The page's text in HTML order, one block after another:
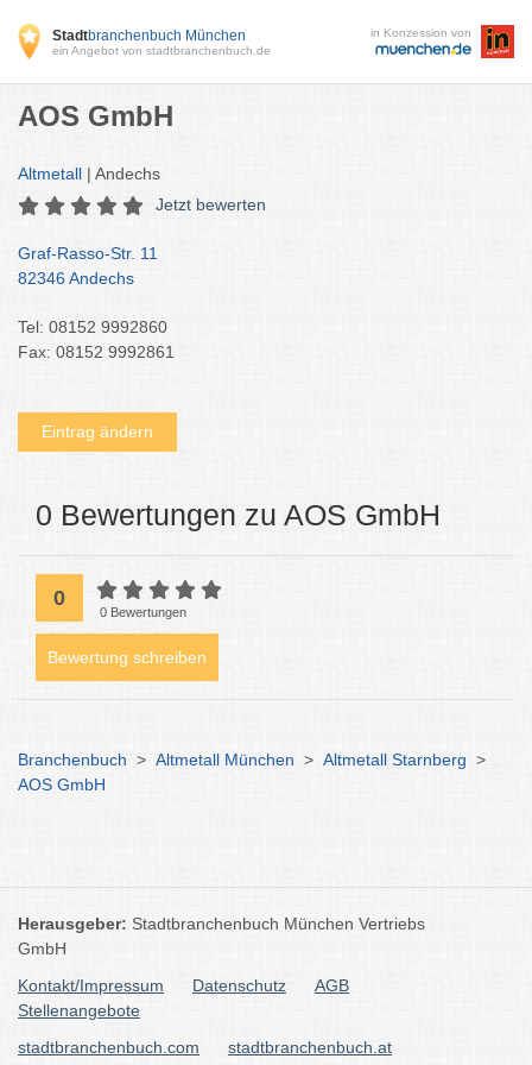
Stadtbranchenbuch München
ein Angebot von stadtbranchenbuch.de
in Konzession von
AOS GmbH
Altmetall | Andechs
Jetzt bewerten
Graf-Rasso-Str. 11
82346 Andechs
Tel: 08152 9992860
Fax: 08152 9992861
Eintrag ändern
0 Bewertungen zu AOS GmbH
0
0 Bewertungen
Bewertung schreiben
Branchenbuch > Altmetall München > Altmetall Starnberg >
AOS GmbH
Herausgeber: Stadtbranchenbuch München Vertriebs
GmbH
Kontakt/Impressum
Datenschutz
AGB
Stellenangebote
stadtbranchenbuch.com
stadtbranchenbuch.at